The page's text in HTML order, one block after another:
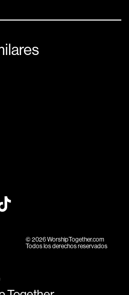
© 2026 WorshipTogether.com
Todos los derechos reservados